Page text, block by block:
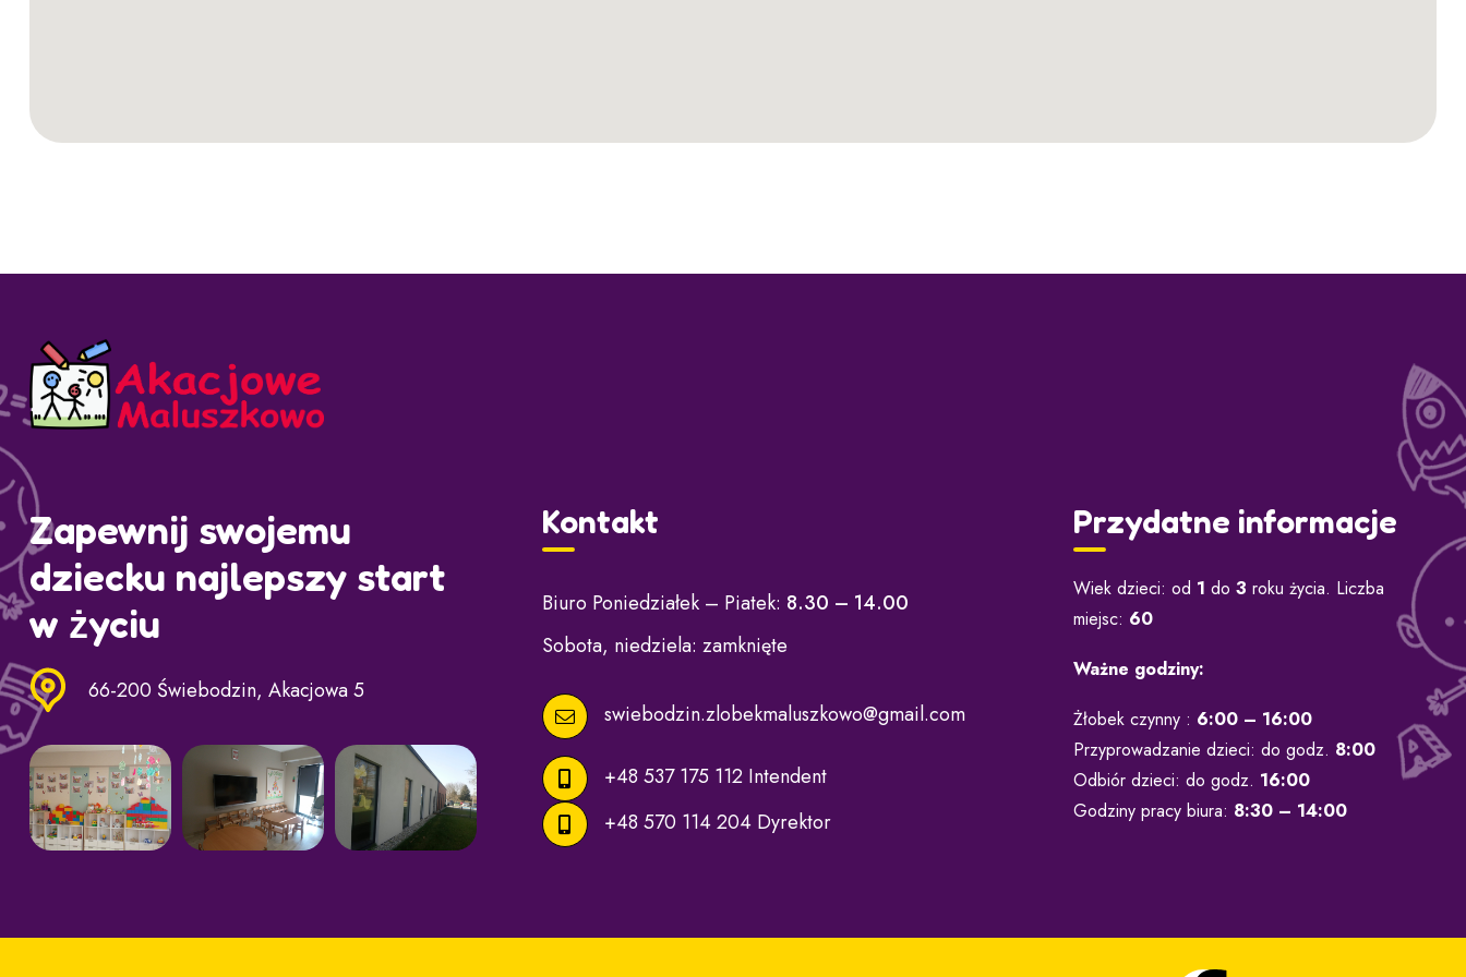
Zapewnij swojemu
dziecku najlepszy start
w życiu
66-200 Świebodzin, Akacjowa 5
Kontakt
Biuro Poniedziałek – Piatek: 8.30 – 14.00
Sobota, niedziela: zamknięte
swiebodzin.zlobekmaluszkowo@gmail.com
+48 537 175 112 Intendent
+48 570 114 204 Dyrektor
Przydatne informacje
Wiek dzieci: od 1 do 3 roku życia. Liczba
miejsc: 60
Ważne godziny:
Żłobek czynny : 6:00 – 16:00
Przyprowadzanie dzieci: do godz. 8:00
Odbiór dzieci: do godz. 16:00
Godziny pracy biura: 8:30 – 14:00